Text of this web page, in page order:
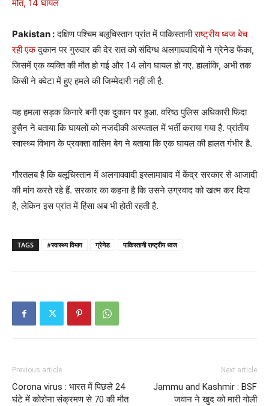
Pakistan :दक्षिण पश्चिम बलूचिस्तान प्रांत में पाकिस्तानीराष्ट्रीय ध्वज बेच
रही एकदुकान पर गुरुवार की देर रात को संदिग्ध अलगाववादियों ने ग्रेनेड फेंका,
जिसमें एक व्यक्ति की मौत हो गई और 14 लोग घायल हो गए. हालांकि, अभी तक
किसी ने क्वेटा में हुए हमले की जिम्मेदारी नहीं ली है.
यह हमला सड़क किनारे बनी एक दुकान पर हुआ. वरिष्ठ पुलिस अधिकारी फिदा
हुसैन ने बताया कि घायलों को नजदीकी अस्पताल में भर्ती कराया गया है. प्रांतीय
स्वास्थ्य विभाग के प्रवक्ता वासिम बेग ने बताया कि एक घायल की हालत गंभीर है.
गौरतलब है कि बलूचिस्तान में अलगाववादी इस्लामाबाद में केंद्र सरकार से आजादी
की मांग करते रहे हैं. सरकार का कहना है कि उसने उग्रवाद को खत्म कर दिया
है, लेकिन इस प्रांत में हिंसा अब भी होती रहती है.
TAGS #स्वास्थ्य विभाग ग्रेनेड पाकिस्तानी राष्ट्रीय ध्वज
Previous article
Corona virus : भारत में पिछले 24
घंटे में कोरोना संक्रमण से 70 की मौत
Next article
Jammu and Kashmir : BSF
जवान ने खुद को मारी गोली